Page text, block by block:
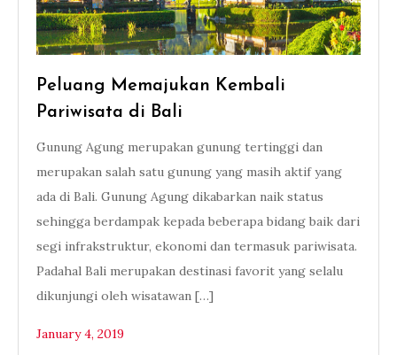
Peluang Memajukan Kembali
Pariwisata di Bali
Gunung Agung merupakan gunung tertinggi dan
merupakan salah satu gunung yang masih aktif yang
ada di Bali. Gunung Agung dikabarkan naik status
sehingga berdampak kepada beberapa bidang baik dari
segi infrakstruktur, ekonomi dan termasuk pariwisata.
Padahal Bali merupakan destinasi favorit yang selalu
dikunjungi oleh wisatawan […]
January 4, 2019